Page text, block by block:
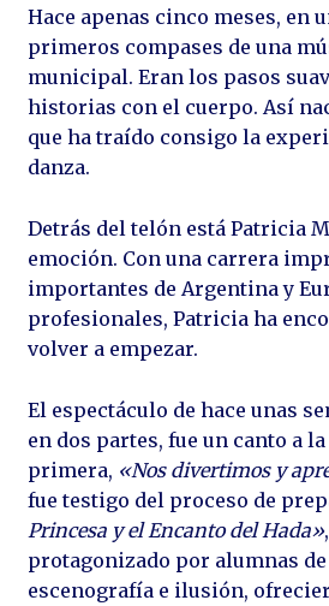
Hace apenas cinco meses, en
primeros compases de una
municipal. Eran los pasos
historias con el cuerpo. Así
que ha traído consigo la
danza.
Detrás del telón está Patricia
emoción. Con una carrera
importantes de Argentina y
profesionales, Patricia ha
volver a empezar.
El espectáculo de hace unas
en dos partes, fue un canto a
primera, «Nos divertimos y
fue testigo del proceso de
Princesa y el Encanto del Hada»
protagonizado por alumnas de
escenografía e ilusión,